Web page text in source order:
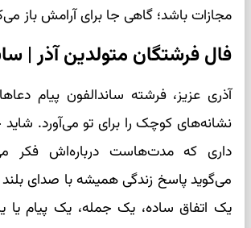
مجازات باشد؛ گاهی جا برای آرامش باز
فال فرشتگان متولدین آذر |
آذری عزیز، فرشته ساندالفون پیام
نشانه‌های کوچک را برای تو می‌آورد.
داری که مدت‌هاست درباره‌اش فکر
می‌گوید پاسخ زندگی همیشه با صدای بلند
یک اتفاق ساده، یک جمله، یک پیام